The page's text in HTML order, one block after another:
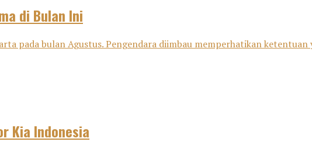
di Bulan Ini
pada bulan Agustus. Pengendara diimbau memperhatikan ketentuan
Kia Indonesia